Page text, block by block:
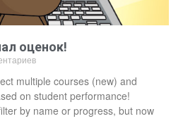
оценок!
multiple courses (new) and
on student performance!
by name or progress, but now